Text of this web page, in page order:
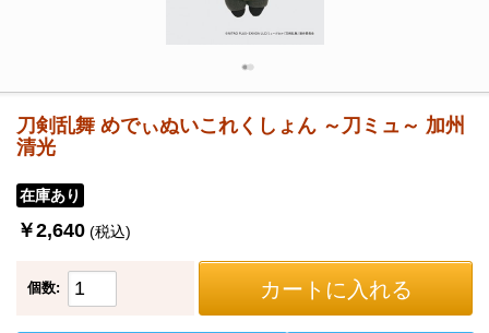
刀剣乱舞 めでぃぬいこれくしょん ～刀ミュ～ 加州
清光
在庫あり
￥2,640 (税込)
個数: カートに入れる